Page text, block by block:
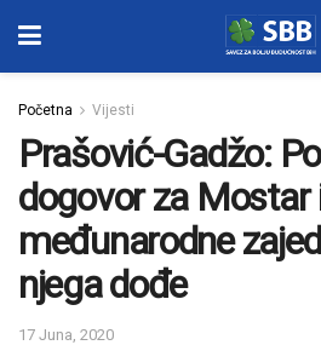
Početna Vijesti
Prašović-Gadžo:
dogovor za Mostar
međunarodne
njega dođe
17 Juna, 2020